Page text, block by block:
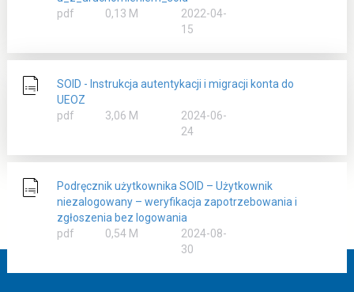
pdf
rozmiar
0,13 M
2022-04-
15
SOID - Instrukcja autentykacji i migracji konta do
UEOZ
pdf
rozmiar
3,06 M
2024-06-
24
Podręcznik użytkownika SOID – Użytkownik
niezalogowany – weryfikacja zapotrzebowania i
zgłoszenia bez logowania
pdf
rozmiar
0,54 M
2024-08-
30